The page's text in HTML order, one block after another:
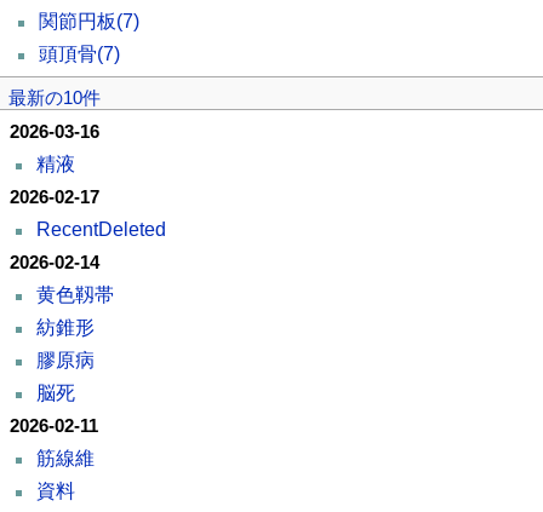
関節円板(7)
頭頂骨(7)
最新の10件
2026-03-16
精液
2026-02-17
RecentDeleted
2026-02-14
黄色靱帯
紡錐形
膠原病
脳死
2026-02-11
筋線維
資料